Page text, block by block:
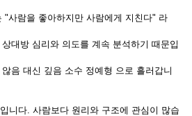
"사람을 좋아하지만 사람에게 지친다" 라
대방 심리와 의도를 계속 분석하기 때문입
음 대신 깊음 소수 정예형 으로 흘러갑니
니다. 사람보다 원리와 구조에 관심이 많습